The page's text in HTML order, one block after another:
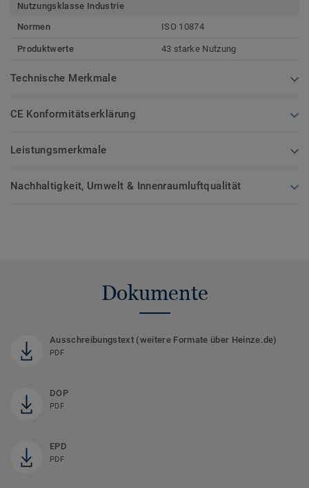
Nutzungsklasse Industrie
Normen
ISO 10874
Produktwerte 43 starke Nutzung
Technische Merkmale
CE Konformitätserklärung
Leistungsmerkmale
Nachhaltigkeit, Umwelt & Innenraumluftqualität
Dokumente
Ausschreibungstext (weitere Formate über Heinze.de)
PDF
DOP
PDF
EPD
PDF